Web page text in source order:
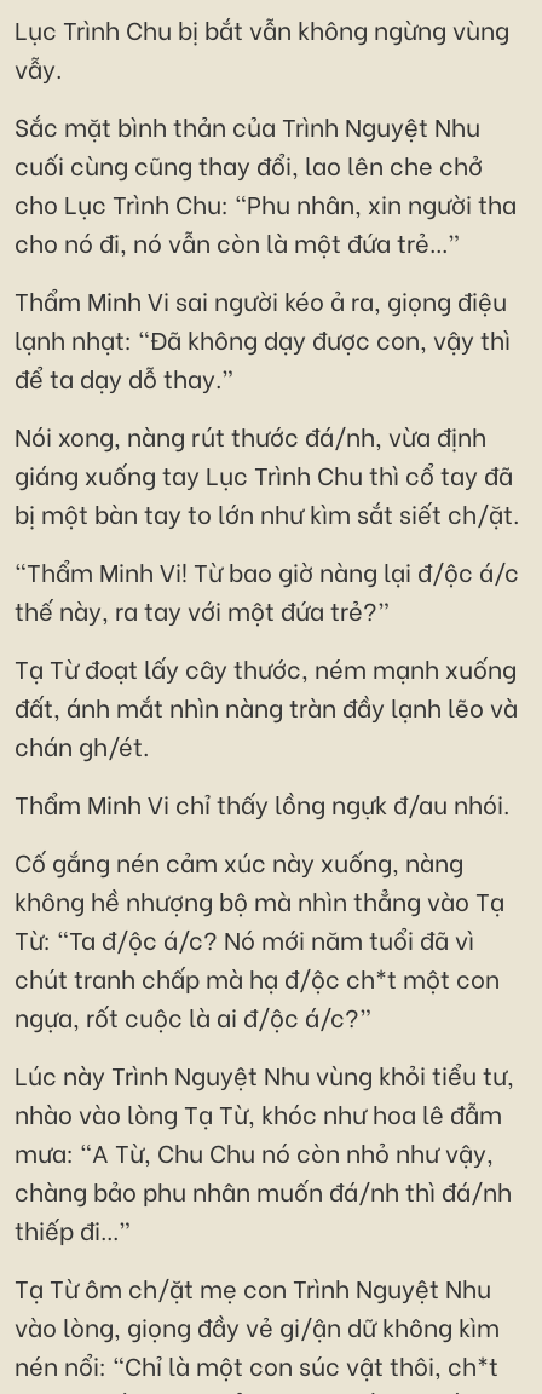
Lục Trình Chu bị bắt vẫn không ngừng vùng
vẫy.
Sắc mặt bình thản của Trình Nguyệt Nhu
cuối cùng cũng thay đổi, lao lên che chở
cho Lục Trình Chu: “Phu nhân, xin người tha
cho nó đi, nó vẫn còn là một đứa trẻ...”
Thẩm Minh Vi sai người kéo ả ra, giọng điệu
lạnh nhạt: “Đã không dạy được con, vậy thì
để ta dạy dỗ thay.”
Nói xong, nàng rút thước đá/nh, vừa định
giáng xuống tay Lục Trình Chu thì cổ tay đã
bị một bàn tay to lớn như kìm sắt siết ch/ặt.
“Thẩm Minh Vi! Từ bao giờ nàng lại đ/ộc á/c
thế này, ra tay với một đứa trẻ?”
Tạ Từ đoạt lấy cây thước, ném mạnh xuống
đất, ánh mắt nhìn nàng tràn đầy lạnh lẽo và
chán gh/ét.
Thẩm Minh Vi chỉ thấy lồng ngựk đ/au nhói.
Cố gắng nén cảm xúc này xuống, nàng
không hề nhượng bộ mà nhìn thẳng vào Tạ
Từ: “Ta đ/ộc á/c? Nó mới năm tuổi đã vì
chút tranh chấp mà hạ đ/ộc ch*t một con
ngựa, rốt cuộc là ai đ/ộc á/c?”
Lúc này Trình Nguyệt Nhu vùng khỏi tiểu tư,
nhào vào lòng Tạ Từ, khóc như hoa lê đẫm
mưa: “A Từ, Chu Chu nó còn nhỏ như vậy,
chàng bảo phu nhân muốn đá/nh thì đá/nh
thiếp đi...”
Tạ Từ ôm ch/ặt mẹ con Trình Nguyệt Nhu
vào lòng, giọng đầy vẻ gi/ận dữ không kìm
nén nổi: “Chỉ là một con súc vật thôi, ch*t